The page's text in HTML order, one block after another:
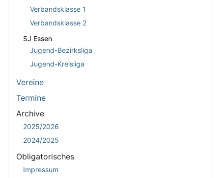
Verbandsklasse 1
Verbandsklasse 2
SJ Essen
Jugend-Bezirksliga
Jugend-Kreisliga
Vereine
Termine
Archive
2025/2026
2024/2025
Obligatorisches
Impressum